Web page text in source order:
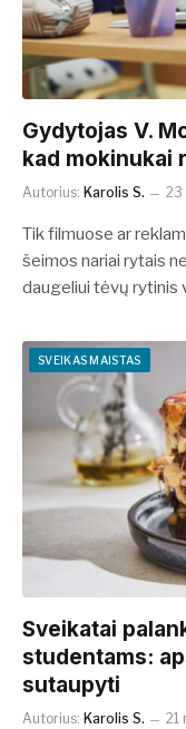
Gydytojas V.
kad mokinukai
Autorius: Karolis S. 23
Tik filmuose ar
šeimos nariai rytais
daugeliui tėvų rytinis
SVEIKAS MAISTAS
Sveikatai
studentams:
sutaupyti
Autorius: Karolis S. 21